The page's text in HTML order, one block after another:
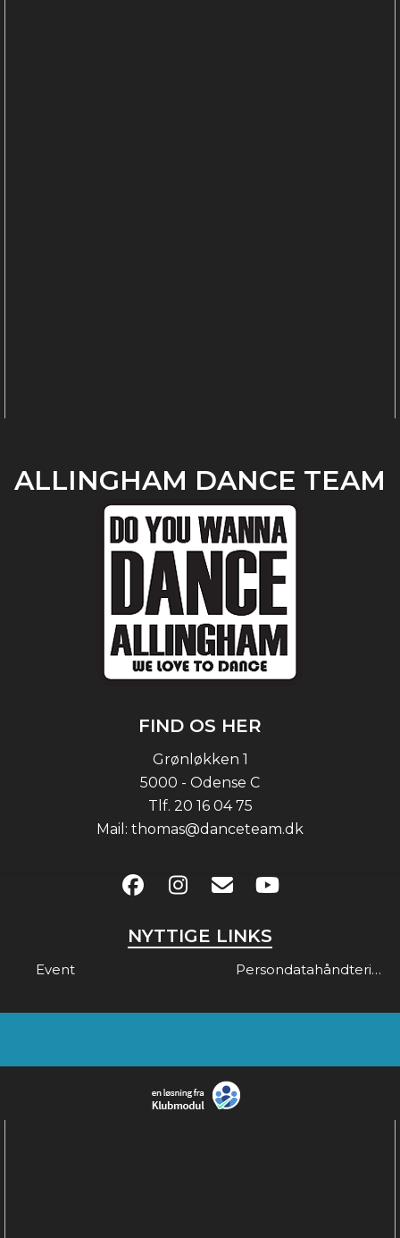
ALLINGHAM DANCE TEAM
FIND OS HER
Grønløkken 1
5000 - Odense C
Tlf. 20 16 04 75
Mail: thomas@danceteam.dk
NYTTIGE LINKS
Event Persondatahåndtering & Gdpr